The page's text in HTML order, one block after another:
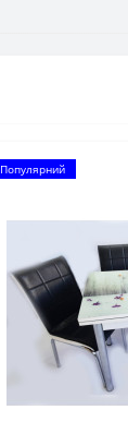
Популярний